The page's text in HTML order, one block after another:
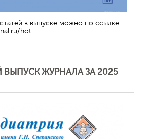
в выпуске можно по ссылке -
hot
ВЫПУСК ЖУРНАЛА ЗА 2025